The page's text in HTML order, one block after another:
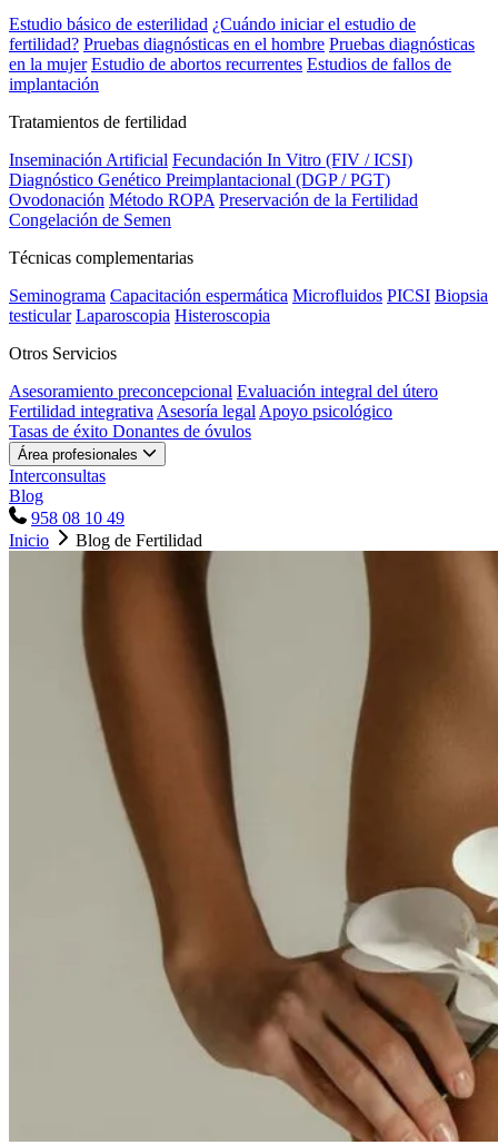
Estudio básico de esterilidad ¿Cuándo iniciar el estudio de
fertilidad? Pruebas diagnósticas en el hombre Pruebas diagnósticas
en la mujer Estudio de abortos recurrentes Estudios de fallos de
implantación
Tratamientos de fertilidad
Inseminación Artificial Fecundación In Vitro (FIV / ICSI)
Diagnóstico Genético Preimplantacional (DGP / PGT)
Ovodonación Método ROPA Preservación de la Fertilidad
Congelación de Semen
Técnicas complementarias
Seminograma Capacitación espermática Microfluidos PICSI Biopsia
testicular Laparoscopia Histeroscopia
Otros Servicios
Asesoramiento preconcepcional Evaluación integral del útero
Fertilidad integrativa Asesoría legal Apoyo psicológico
Tasas de éxito Donantes de óvulos
Área profesionales
Interconsultas
Blog
958 08 10 49
Inicio
Blog de Fertilidad